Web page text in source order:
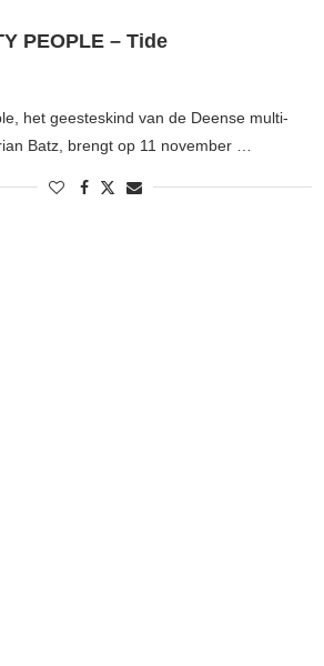
PEOPLE – Tide
het geesteskind van de Deense multi-
Batz, brengt op 11 november …